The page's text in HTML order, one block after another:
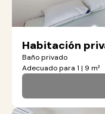
Habitación
Baño privado
Adecuado para 1 | 9 m²